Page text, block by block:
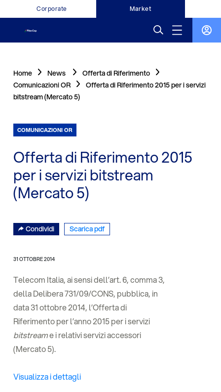
Corporate Market
Home News
Offerta di Riferimento
Comunicazioni OR
Offerta di Riferimento 2015 per i servizi
bitstream (Mercato 5)
COMUNICAZIONI OR
Offerta di Riferimento 2015
per i servizi bitstream
(Mercato 5)
Condividi Scarica pdf
31 OTTOBRE 2014
Telecom Italia, ai sensi dell’art. 6, comma 3,
della Delibera 731/09/CONS, pubblica, in
data 31 ottobre 2014, l’Offerta di
Riferimento per l’anno 2015 per i servizi
bitstreame i relativi servizi accessori
(Mercato 5).
Visualizza i dettagli